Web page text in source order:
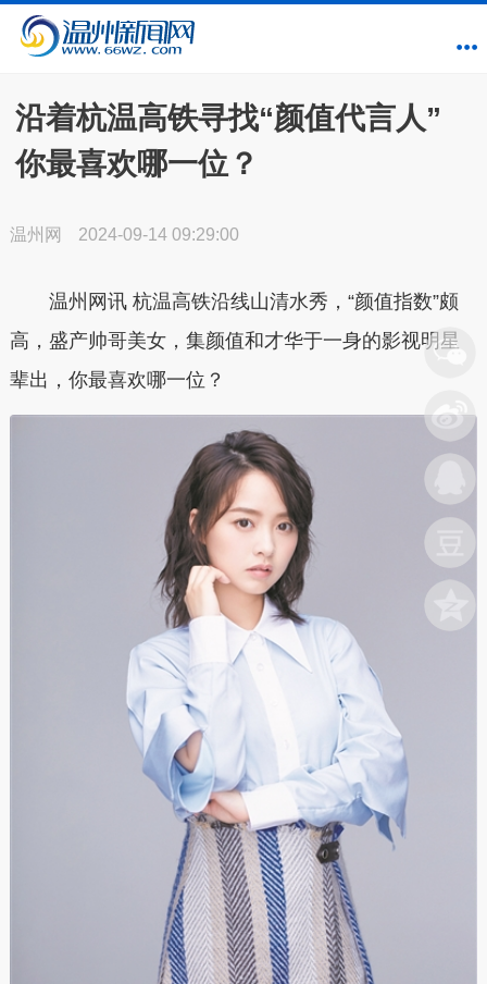
沿着杭温高铁寻找“颜值代言人”
你最喜欢哪一位？
温州网 2024-09-14 09:29:00
温州网讯 杭温高铁沿线山清水秀，“颜值指数”颇
高，盛产帅哥美女，集颜值和才华于一身的影视明星
辈出，你最喜欢哪一位？